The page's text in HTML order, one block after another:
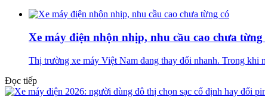
Xe máy điện nhộn nhịp, nhu cầu cao chưa từng
Thị trường xe máy Việt Nam đang thay đổi nhanh. Trong khi
Đọc tiếp